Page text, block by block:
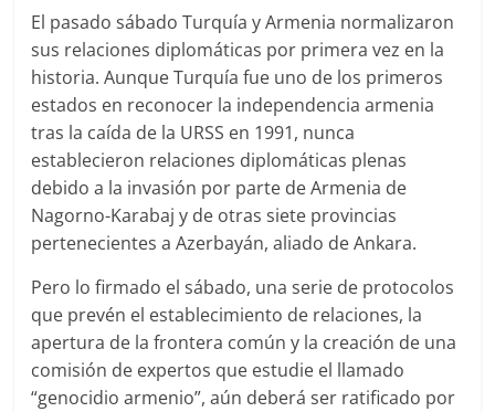
El pasado sábado Turquía y Armenia normalizaron
sus relaciones diplomáticas por primera vez en la
historia. Aunque Turquía fue uno de los primeros
estados en reconocer la independencia armenia
tras la caída de la URSS en 1991, nunca
establecieron relaciones diplomáticas plenas
debido a la invasión por parte de Armenia de
Nagorno-Karabaj y de otras siete provincias
pertenecientes a Azerbayán, aliado de Ankara.
Pero lo firmado el sábado, una serie de protocolos
que prevén el establecimiento de relaciones, la
apertura de la frontera común y la creación de una
comisión de expertos que estudie el llamado
“genocidio armenio”, aún deberá ser ratificado por